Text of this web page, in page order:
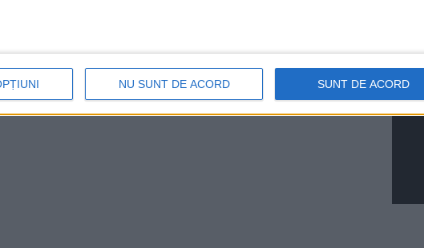
NU SUNT DE ACORD SUNT DE ACORD